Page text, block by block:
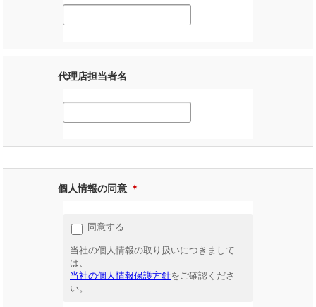
代理店担当者名
個人情報の同意 ＊
同意する
当社の個人情報の取り扱いにつきまして
は、
当社の個人情報保護方針をご確認くださ
い。